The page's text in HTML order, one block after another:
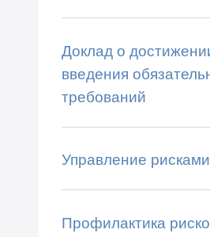
Доклад о
введения
требований
Управление рисками
Профилактика